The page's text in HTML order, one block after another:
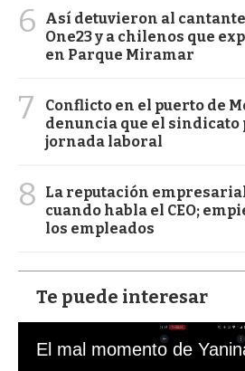
6
Así detuvieron al
One23 y a chilenos que
en Parque Miramar
7
Conflicto en el puerto de
denuncia que el
jornada laboral
8
La reputación
cuando habla el CEO;
los empleados
Te puede interesar